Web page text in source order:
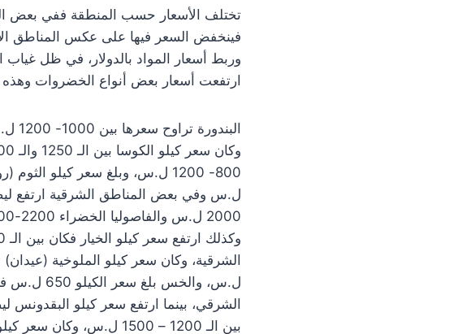
تختلف الأسعار حسب المنطقة ففي بعض
فينخفض السعر فيها على عكس المناطق
وربط أسعار المواد بالدولار، في ظل غياب
ارتفعت أسعار بعض أنواع الخضروات